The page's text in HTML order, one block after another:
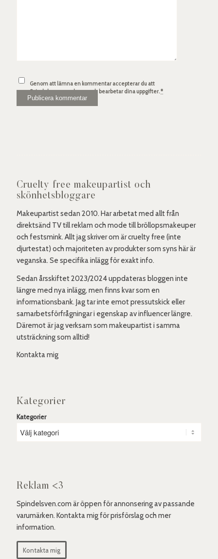
Genom att lämna en kommentar accepterar du att
Spindelsven.com lagrar och bearbetar dina uppgifter.*
Cruelty free makeupartist och
skönhetsbloggare
Makeupartist sedan 2010. Har arbetat med allt från
direktsänd TV till reklam och mode till bröllopsmakeuper
och festsmink. Allt jag skriver om är cruelty free (inte
djurtestat) och majoriteten av produkter som syns här är
veganska. Se specifika inlägg för exakt info.
Sedan årsskiftet 2023/2024 uppdateras bloggen inte
längre med nya inlägg, men finns kvar som en
informationsbank. Jag tar inte emot pressutskick eller
samarbetsförfrågningar i egenskap av influencer längre.
Däremot är jag verksam som makeupartist i samma
utsträckning som alltid!
Kontakta mig
Kategorier
Kategorier
Reklam <3
Spindelsven.com är öppen för annonsering av passande
varumärken. Kontakta mig för prisförslag och mer
information.
Kontakta mig